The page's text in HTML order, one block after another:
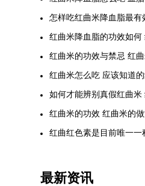
红曲米降血脂的功效如何
红曲米的功效与禁忌 红
红曲米怎么吃 应该知道
红曲米的功效 红曲米的
最新资讯